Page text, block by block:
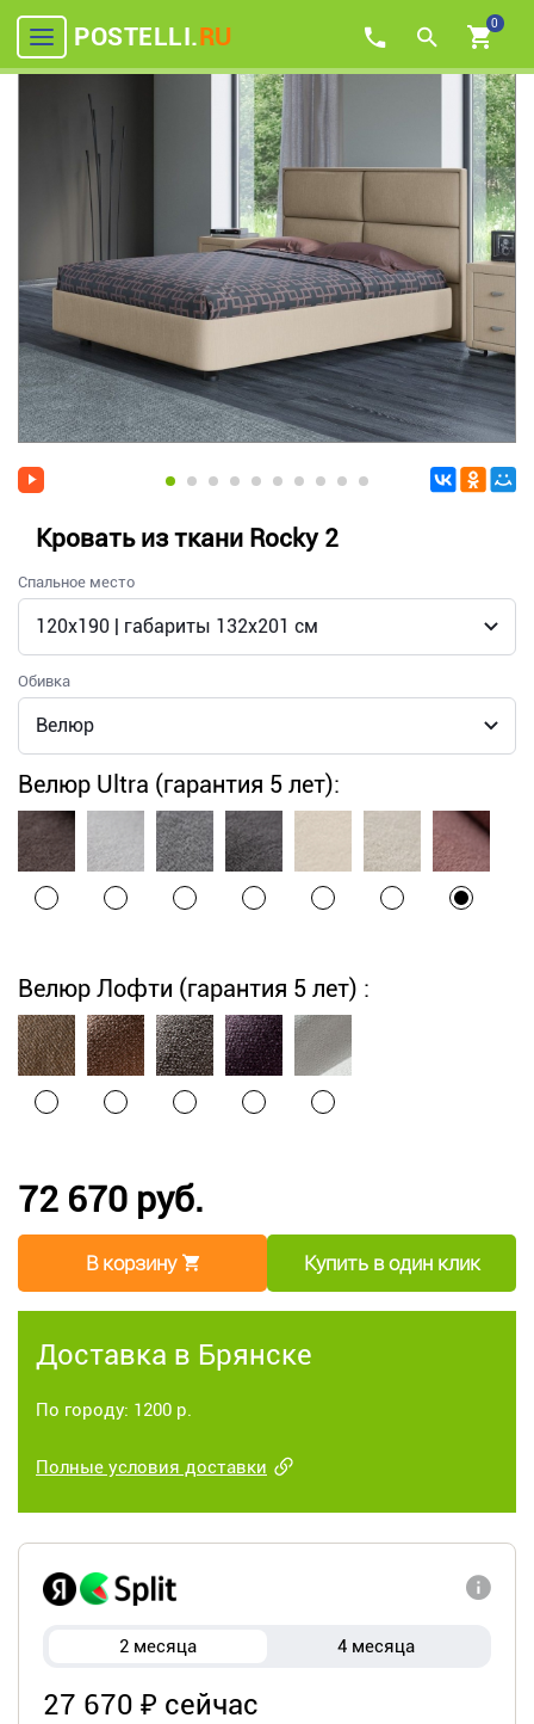
POSTELLI.RU 0
Кровать из ткани Rocky 2
Спальное место
Обивка
Велюр Ultra (гарантия 5 лет):
Велюр Лофти (гарантия 5 лет) :
72 670 руб.
В корзину Купить в один клик
Доставка в Брянске
По городу: 1200 р.
Полные условия доставки
2 месяца 4 месяца
27 670 ₽ сейчас